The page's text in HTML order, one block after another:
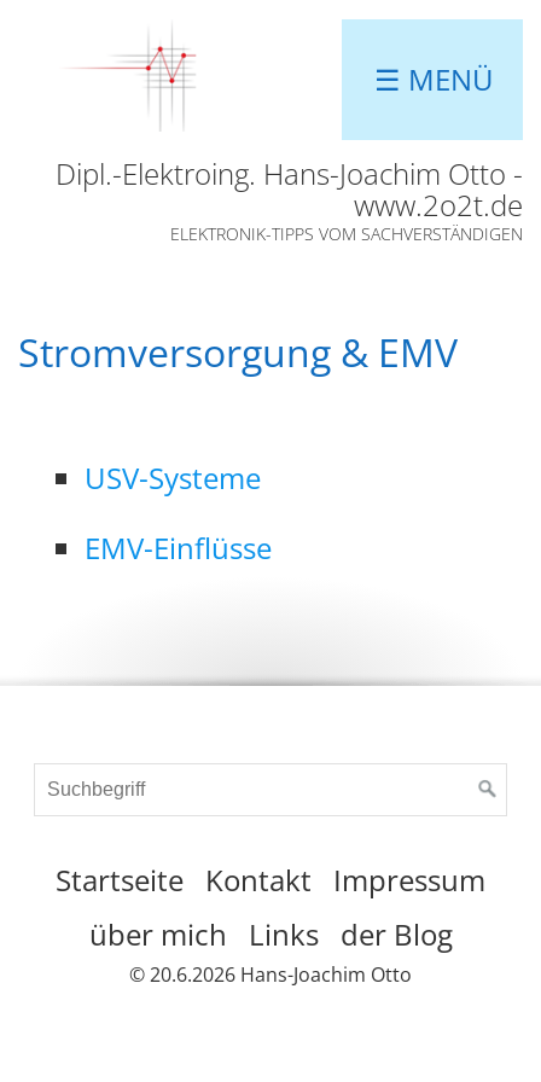
☰ MENÜ
Dipl.-Elektroing. Hans-Joachim Otto -
www.2o2t.de
ELEKTRONIK-TIPPS VOM SACHVERSTÄNDIGEN
Stromversorgung & EMV
USV-Systeme
EMV-Einflüsse
Startseite Kontakt
Impressum
über mich
Links der Blog
© 20.6.2026 Hans-Joachim Otto